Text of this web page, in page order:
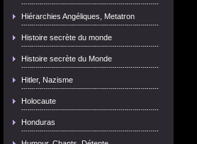
Hiérarchies Angéliques, Metatron
Histoire secrète du monde
Histoire secrète du Monde
Hitler, Nazisme
Holocaute
Honduras